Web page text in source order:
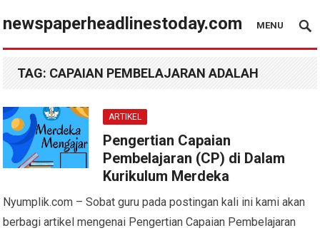
newspaperheadlinestoday.com MENU
TAG: CAPAIAN PEMBELAJARAN ADALAH
ARTIKEL
Pengertian Capaian
Pembelajaran (CP) di Dalam
Kurikulum Merdeka
Nyumplik.com – Sobat guru pada postingan kali ini kami akan
berbagi artikel mengenai Pengertian Capaian Pembelajaran